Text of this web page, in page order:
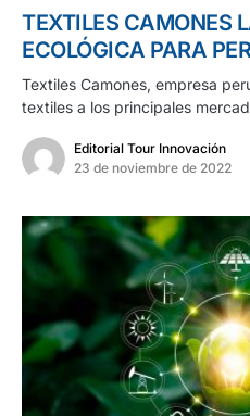
TEXTILES CAMONES
ECOLÓGICA PARA
Textiles Camones, empresa
textiles a los principales
Editorial Tour Innovación
23 de noviembre de 2022